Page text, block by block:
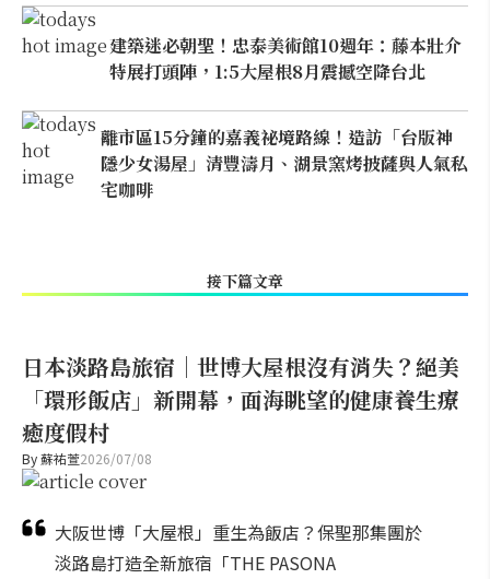
建築迷必朝聖！忠泰美術館10週年：藤本壯介
特展打頭陣，1:5大屋根8月震撼空降台北
離市區15分鐘的嘉義祕境路線！造訪「台版神
隱少女湯屋」清豐濤月、湖景窯烤披薩與人氣私
宅咖啡
接下篇文章
日本淡路島旅宿｜世博大屋根沒有消失？絕美
「環形飯店」新開幕，面海眺望的健康養生療
癒度假村
By蘇祐萱2026/07/08
大阪世博「大屋根」重生為飯店？保聖那集團於
淡路島打造全新旅宿「THE PASONA